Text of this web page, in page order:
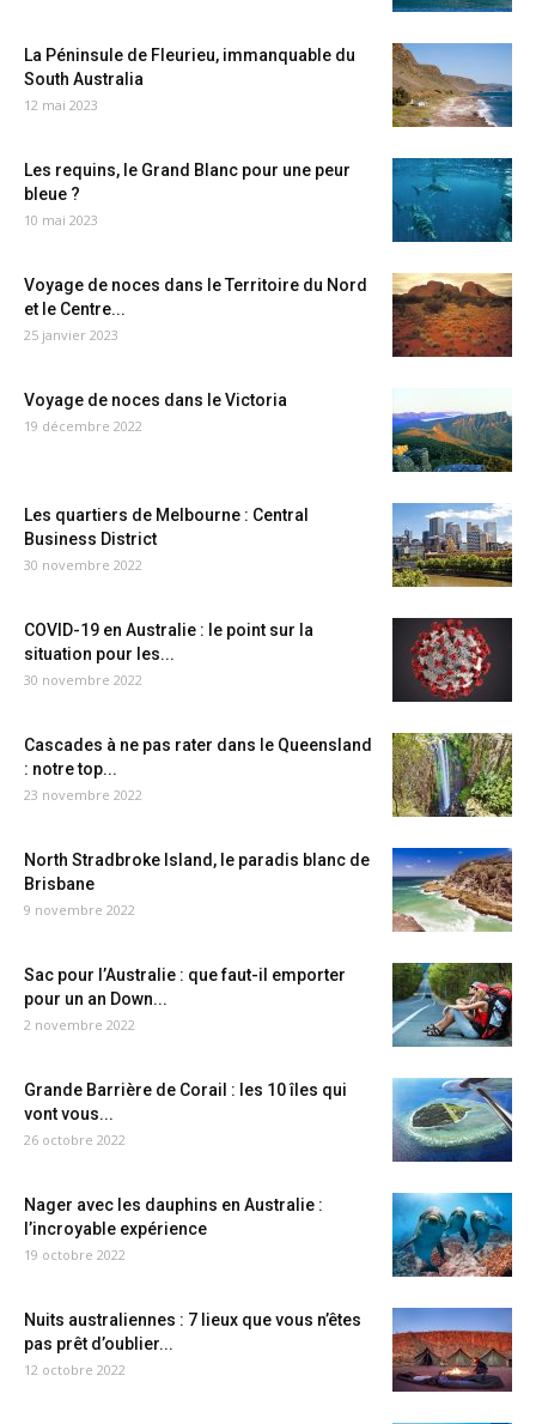
La Péninsule de Fleurieu, immanquable du
South Australia
12 mai 2023
Les requins, le Grand Blanc pour une peur
bleue ?
10 mai 2023
Voyage de noces dans le Territoire du Nord
et le Centre...
25 janvier 2023
Voyage de noces dans le Victoria
19 décembre 2022
Les quartiers de Melbourne : Central
Business District
30 novembre 2022
COVID-19 en Australie : le point sur la
situation pour les...
30 novembre 2022
Cascades à ne pas rater dans le Queensland
: notre top...
23 novembre 2022
North Stradbroke Island, le paradis blanc de
Brisbane
9 novembre 2022
Sac pour l’Australie : que faut-il emporter
pour un an Down...
2 novembre 2022
Grande Barrière de Corail : les 10 îles qui
vont vous...
26 octobre 2022
Nager avec les dauphins en Australie :
l’incroyable expérience
19 octobre 2022
Nuits australiennes : 7 lieux que vous n’êtes
pas prêt d’oublier...
12 octobre 2022